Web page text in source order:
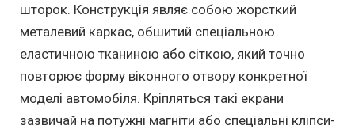
шторок. Конструкція являє собою жорсткий
металевий каркас, обшитий спеціальною
еластичною тканиною або сіткою, який точно
повторює форму віконного отвору конкретної
моделі автомобіля. Кріпляться такі екрани
зазвичай на потужні магніти або спеціальні кліпси-